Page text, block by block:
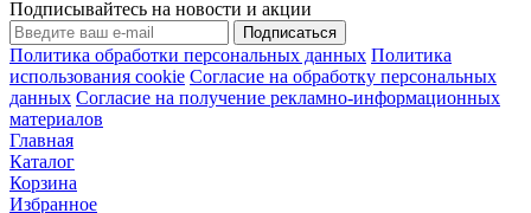
Подписывайтесь на новости и акции
Подписаться
Политика обработки персональных данных Политика
использования cookie Согласие на обработку персональных
данных Согласие на получение рекламно-информационных
материалов
Главная
Каталог
Корзина
Избранное